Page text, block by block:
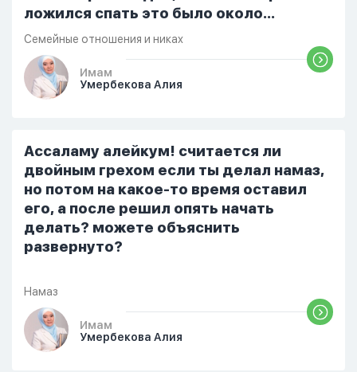
ложился спать это было около
одиннадцати вечера. Но я снова
разбудила его, сказав, что мне плохо.
Он ответил: «Я живу с больными». Мне
стало очень обидно, и я решила
проснулся и спросил, что случилось. И
я рассказала о своих проблемах. Затем
я сказала ему:...
Семейные отношения и никах
Имам
Умербекова Алия
Ассаламу алейкум! считается ли
двойным грехом если ты делал намаз,
но потом на какое-то время оставил
его, а после решил опять начать
делать? можете объяснить
развернуто?
Намаз
Имам
Умербекова Алия